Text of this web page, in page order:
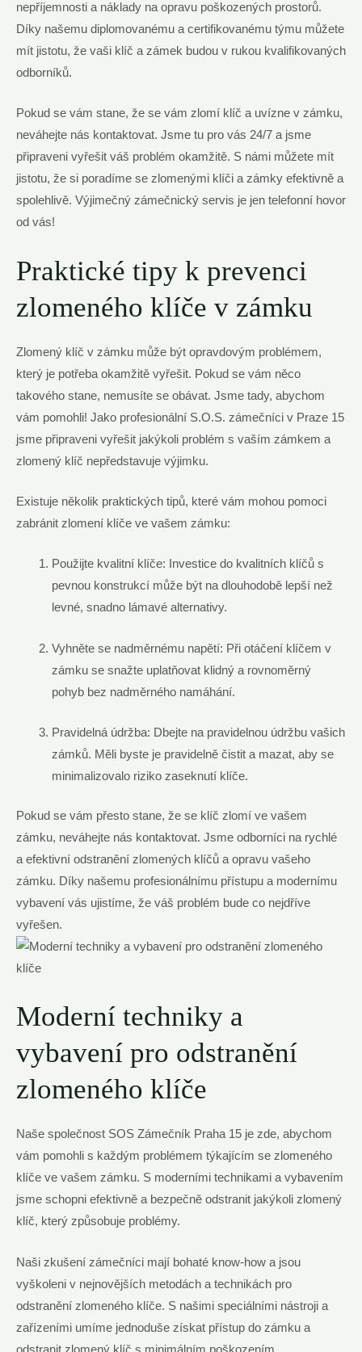
nepříjemnosti a náklady na opravu poškozených prostorů.
Díky našemu diplomovanému a certifikovanému týmu můžete
mít jistotu, že vaši klíč a zámek budou v rukou kvalifikovaných
odborníků.
Pokud se vám stane, že se vám zlomí klíč a uvízne v zámku,
neváhejte nás kontaktovat. Jsme tu pro vás 24/7 a jsme
připraveni vyřešit váš problém okamžitě. S námi můžete mít
jistotu, že si poradíme se zlomenými klíči a zámky efektivně a
spolehlivě. Výjimečný zámečnický servis je jen telefonní hovor
od vás!
Praktické tipy k prevenci
zlomeného klíče v zámku
Zlomený klíč v zámku může být opravdovým problémem,
který je potřeba okamžitě vyřešit. Pokud se vám něco
takového stane, nemusíte se obávat. Jsme tady, abychom
vám pomohli! Jako profesionální S.O.S. zámečníci v Praze 15
jsme připraveni vyřešit jakýkoli problém s vaším zámkem a
zlomený klíč nepředstavuje výjimku.
Existuje několik praktických tipů, které vám mohou pomoci
zabránit zlomení klíče ve vašem zámku:
Použijte kvalitní klíče: Investice do kvalitních klíčů s
pevnou konstrukcí může být na dlouhodobě lepší než
levné, snadno lámavé alternativy.
Vyhněte se nadměrnému napětí: Při otáčení klíčem v
zámku se snažte uplatňovat klidný a rovnoměrný
pohyb bez nadměrného namáhání.
Pravidelná údržba: Dbejte na pravidelnou údržbu vašich
zámků. Měli byste je pravidelně čistit a mazat, aby se
minimalizovalo riziko zaseknutí klíče.
Pokud se vám přesto stane, že se klíč zlomí ve vašem
zámku, neváhejte nás kontaktovat. Jsme odborníci na rychlé
a efektivní odstranění zlomených klíčů a opravu vašeho
zámku. Díky našemu profesionálnímu přístupu a modernímu
vybavení vás ujistíme, že váš problém bude co nejdříve
vyřešen.
Moderní techniky a
vybavení pro odstranění
zlomeného klíče
Naše společnost SOS Zámečník Praha 15 je zde, abychom
vám pomohli s každým problémem týkajícím se zlomeného
klíče ve vašem zámku. S moderními technikami a vybavením
jsme schopni efektivně a bezpečně odstranit jakýkoli zlomený
klíč, který způsobuje problémy.
Naši zkušení zámečníci mají bohaté know-how a jsou
vyškoleni v nejnovějších metodách a technikách pro
odstranění zlomeného klíče. S našimi speciálními nástroji a
zařízeními umíme jednoduše získat přístup do zámku a
odstranit zlomený klíč s minimálním poškozením.